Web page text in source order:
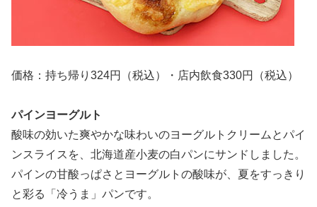
価格：持ち帰り324円（税込）・店内飲食330円（税込）
パインヨーグルト
酸味の効いた爽やかな味わいのヨーグルトクリームとパイ
ンスライスを、北海道産小麦の白パンにサンドしました。
パインの甘酸っぱさとヨーグルトの酸味が、夏をすっきり
と彩る「冷うま」パンです。